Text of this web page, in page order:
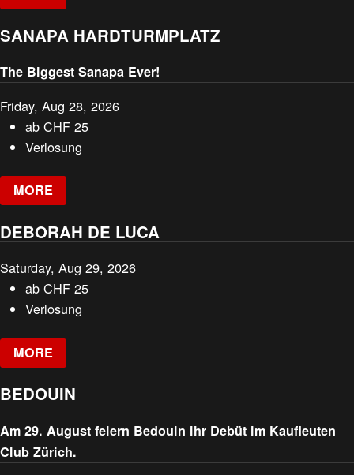
SANAPA HARDTURMPLATZ
The Biggest Sanapa Ever!
Friday, Aug 28, 2026
abCHF 25
Verlosung
MORE
DEBORAH DE LUCA
Saturday, Aug 29, 2026
abCHF 25
Verlosung
MORE
BEDOUIN
Am 29. August feiern Bedouin ihr Debüt im Kaufleuten
Club Zürich.